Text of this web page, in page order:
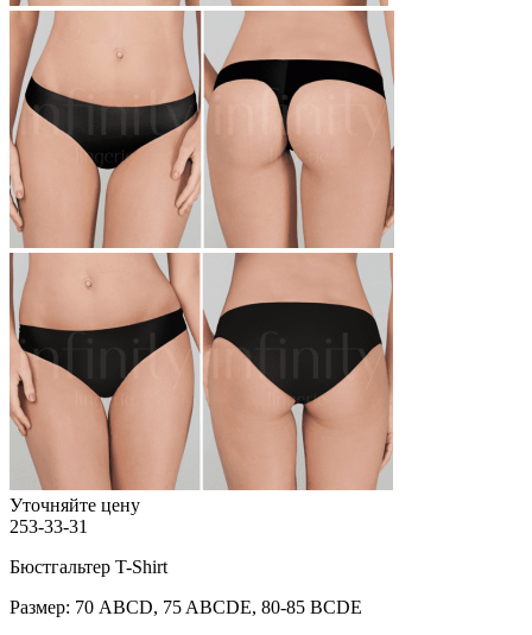
Уточняйте цену
253-33-31
Бюстгальтер T-Shirt
Размер: 70 ABCD, 75 ABCDE, 80-85 BCDE